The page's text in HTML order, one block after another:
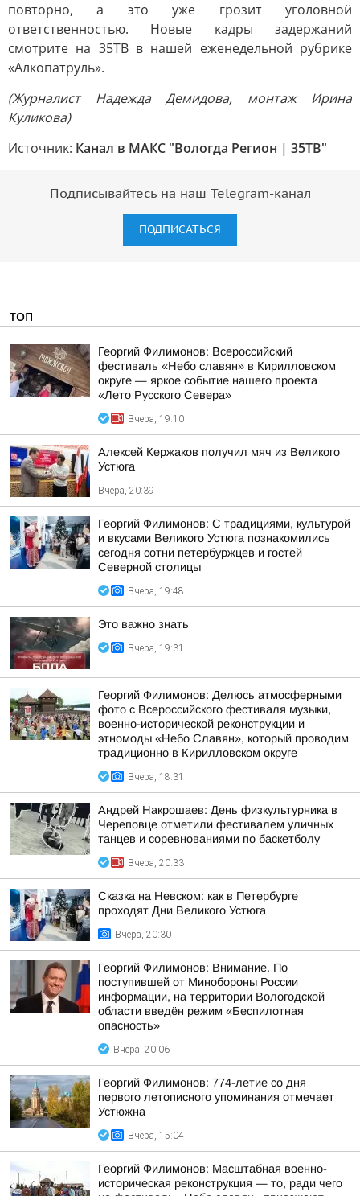
повторно, а это уже грозит уголовной
ответственностью. Новые кадры задержаний
смотрите на 35ТВ в нашей еженедельной рубрике
«Алкопатруль».
(Журналист Надежда Демидова, монтаж Ирина
Куликова)
Источник: Канал в МАКС "Вологда Регион | 35ТВ"
Подписывайтесь на наш Telegram-канал
ПОДПИСАТЬСЯ
ТОП
Георгий Филимонов: Всероссийский
фестиваль «Небо славян» в Кирилловском
округе — яркое событие нашего проекта
«Лето Русского Севера»
Вчера, 19:10
Алексей Кержаков получил мяч из Великого
Устюга
Вчера, 20:39
Георгий Филимонов: С традициями, культурой
и вкусами Великого Устюга познакомились
сегодня сотни петербуржцев и гостей
Северной столицы
Вчера, 19:48
Это важно знать
Вчера, 19:31
Георгий Филимонов: Делюсь атмосферными
фото с Всероссийского фестиваля музыки,
военно-исторической реконструкции и
этномоды «Небо Славян», который проводим
традиционно в Кирилловском округе
Вчера, 18:31
Андрей Накрошаев: День физкультурника в
Череповце отметили фестивалем уличных
танцев и соревнованиями по баскетболу
Вчера, 20:33
Сказка на Невском: как в Петербурге
проходят Дни Великого Устюга
Вчера, 20:30
Георгий Филимонов: Внимание. По
поступившей от Минобороны России
информации, на территории Вологодской
области введён режим «Беспилотная
опасность»
Вчера, 20:06
Георгий Филимонов: 774-летие со дня
первого летописного упоминания отмечает
Устюжна
Вчера, 15:04
Георгий Филимонов: Масштабная военно-
историческая реконструкция — то, ради чего